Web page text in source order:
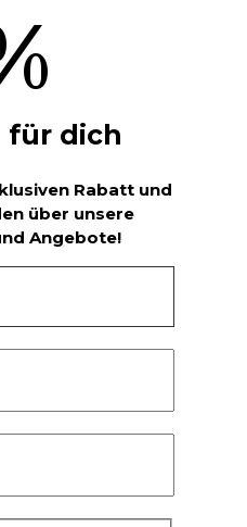
für dich
Rabatt und
über unsere
Angebote!